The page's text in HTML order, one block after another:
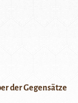
der Gegensätze